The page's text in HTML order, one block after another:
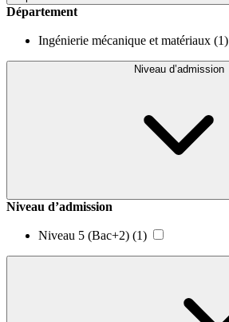
Département
Ingénierie mécanique et matériaux (1)
Niveau d’admission
Niveau d’admission
Niveau 5 (Bac+2) (1)